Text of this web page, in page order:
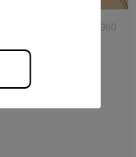
980
г. Пенза